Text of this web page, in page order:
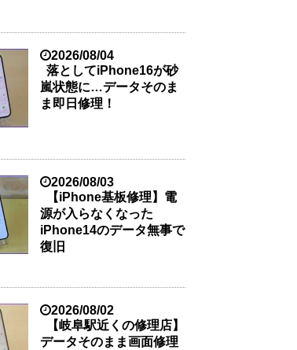
2026/08/04
落としてiPhone16が砂
嵐状態に…データそのま
ま即日修理！
2026/08/03
【iPhone基板修理】電
源が入らなくなった
iPhone14のデータ無事で
復旧
2026/08/02
【岐阜駅近くの修理店】
データそのまま画面修理